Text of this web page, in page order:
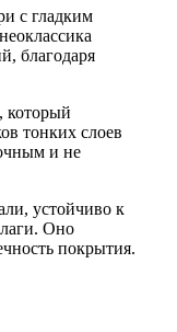
с гладким
благодаря
который
тонких слоев
и не
устойчиво к
Оно
покрытия.